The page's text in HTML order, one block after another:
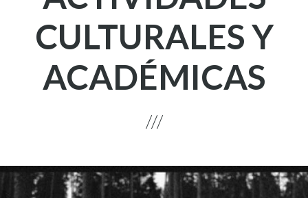
CULTURALES Y
ACADÉMICAS